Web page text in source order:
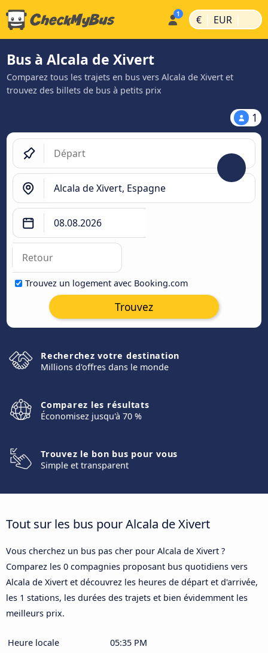
€ | EUR |
Bus à Alcala de Xivert
Comparez tous les trajets en bus vers Alcala de Xivert et
trouvez des billets de bus à petits prix
1
Trouvez un logement avec Booking.com
Trouvez
Recherchez votre destination
Millions d'offres dans le monde
Comparez les résultats
Économisez jusqu'à 70 %
Trouvez le bon bus pour vous
Simple et transparent
Tout sur les bus pour Alcala de Xivert
Vous cherchez un bus pas cher pour Alcala de Xivert ?
Comparez les 0 compagnies proposant bus quotidiens vers
Alcala de Xivert et découvrez les heures de départ et d'arrivée,
les 1 stations, les durées des trajets et bien évidemment les
meilleurs prix.
Heure locale
05:35 PM